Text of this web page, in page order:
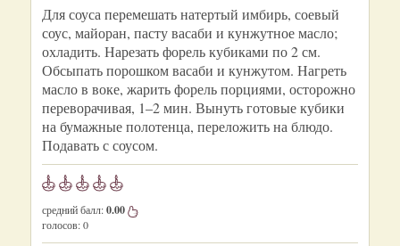
Для соуса перемешать натертый имбирь, соевый
соус, майоран, пасту васаби и кунжутное масло;
охладить. Нарезать форель кубиками по 2 см.
Обсыпать порошком васаби и кунжутом. Нагреть
масло в воке, жарить форель порциями, осторожно
переворачивая, 1–2 мин. Вынуть готовые кубики
на бумажные полотенца, переложить на блюдо.
Подавать с соусом.
средний балл:0.00
голосов:0